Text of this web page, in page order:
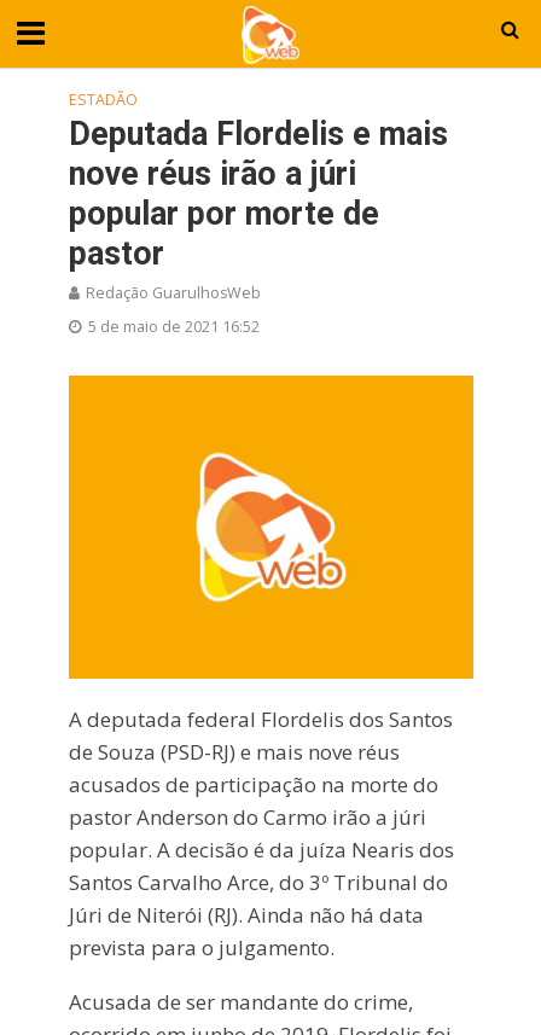
ESTADÃO
Deputada Flordelis e mais
nove réus irão a júri
popular por morte de
pastor
Redação GuarulhosWeb
5 de maio de 2021 16:52
A deputada federal Flordelis dos Santos
de Souza (PSD-RJ) e mais nove réus
acusados de participação na morte do
pastor Anderson do Carmo irão a júri
popular. A decisão é da juíza Nearis dos
Santos Carvalho Arce, do 3º Tribunal do
Júri de Niterói (RJ). Ainda não há data
prevista para o julgamento.
Acusada de ser mandante do crime,